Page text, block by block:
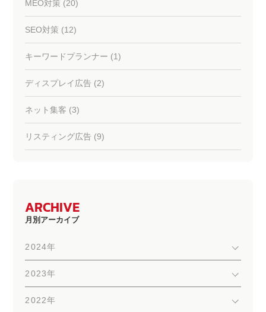
MEO対策 (20)
SEO対策 (12)
キーワードプランナー (1)
ディスプレイ広告 (2)
ネット集客 (3)
リスティング広告 (9)
ARCHIVE
月別アーカイブ
2024年
2023年
2022年